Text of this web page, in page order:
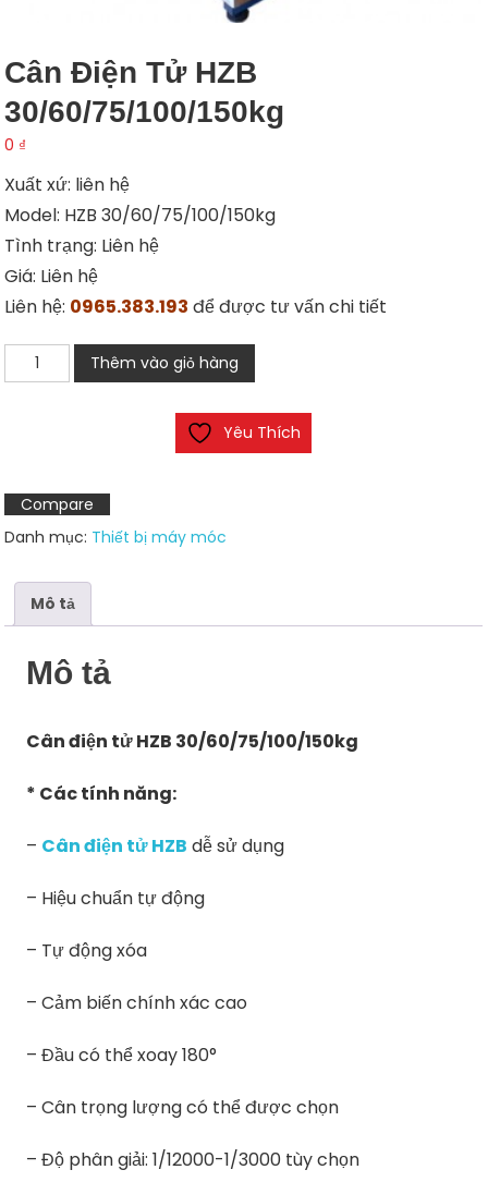
Cân Điện Tử HZB
30/60/75/100/150kg
0 ₫
Xuất xứ: liên hệ
Model: HZB 30/60/75/100/150kg
Tình trạng: Liên hệ
Giá: Liên hệ
Liên hệ: 0965.383.193 để được tư vấn chi tiết
Cân
điện
số
lượng
Thêm vào giỏ hàng
Yêu Thích
Compare
Danh mục: Thiết bị máy móc
Mô tả
Mô tả
Cân điện tử HZB 30/60/75/100/150kg
* Các tính năng:
– Cân điện tử HZB dễ sử dụng
– Hiệu chuẩn tự động
– Tự động xóa
– Cảm biến chính xác cao
– Đầu có thể xoay 180°
– Cân trọng lượng có thể được chọn
– Độ phân giải: 1/12000-1/3000 tùy chọn